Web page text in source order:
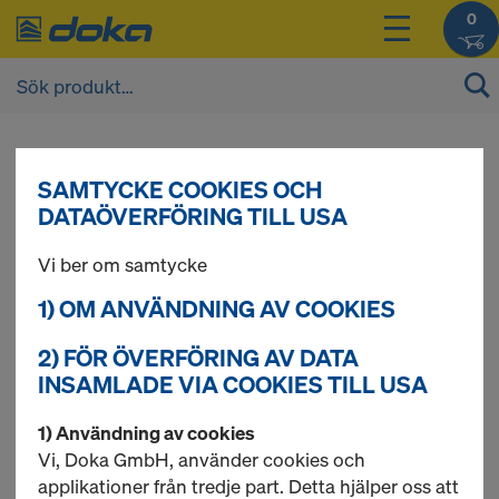
0
Ny registrering
Genom att registrera dig kan du använda alla
funktioner i Dokas online shop.
Använda registreringskod – i förekommande
fall
Ny kund
SAMTYCKE COOKIES OCH
DATAÖVERFÖRING TILL USA
Vi ber om samtycke
1) OM ANVÄNDNING AV COOKIES
2) FÖR ÖVERFÖRING AV DATA
INSAMLADE VIA COOKIES TILL USA
1) Användning av cookies
Vi, Doka GmbH, använder cookies och
applikationer från tredje part. Detta hjälper oss att